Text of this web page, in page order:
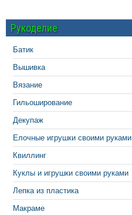
Рукоделие
Батик
Вышивка
Вязание
Гильоширование
Декупаж
Елочные игрушки своими руками
Квиллинг
Куклы и игрушки своими руками
Лепка из пластика
Макраме